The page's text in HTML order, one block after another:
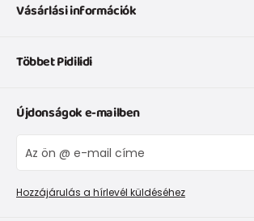
Vásárlási információk
Szállítás és fizetés
Cipőmérettáblázat
IVisszaküldések és reklamációk
Panaszkezelési eljárás
Többet Pidilidi
Rólunk
Nagykereskedelem PiDiLiDi
Áruk begyűjtése
Újdonságok e-mailben
Hozzájárulás a hírlevél küldéséhez